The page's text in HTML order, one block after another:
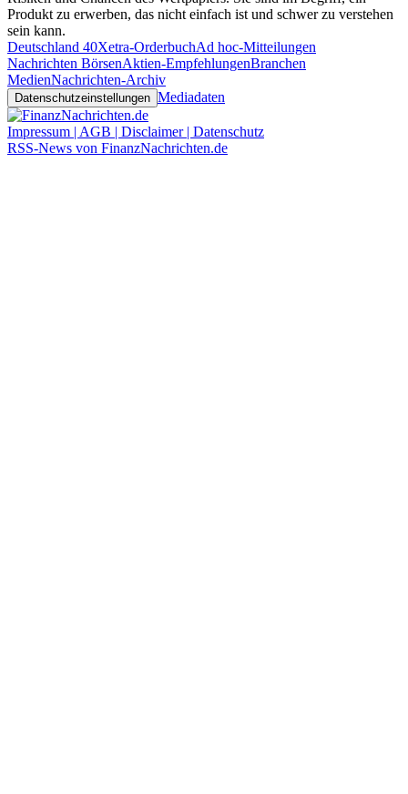
Produkt zu erwerben, das nicht einfach ist und schwer zu verstehen
sein kann.
Deutschland 40Xetra-OrderbuchAd hoc-Mitteilungen
Nachrichten BörsenAktien-EmpfehlungenBranchen
MedienNachrichten-Archiv
Datenschutzeinstellungen Mediadaten
Impressum | AGB | Disclaimer | Datenschutz
RSS-News von FinanzNachrichten.de